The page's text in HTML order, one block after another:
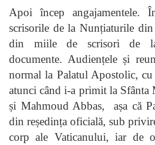
Apoi încep angajamentele.
scrisorile de la Nunțiaturile din
din miile de scrisori de
documente. Audiențele și
normal la Palatul Apostolic,
atunci când i-a primit la Sfânta
și Mahmoud Abbas, așa că
din reședința oficială, sub
corp ale Vaticanului, iar de